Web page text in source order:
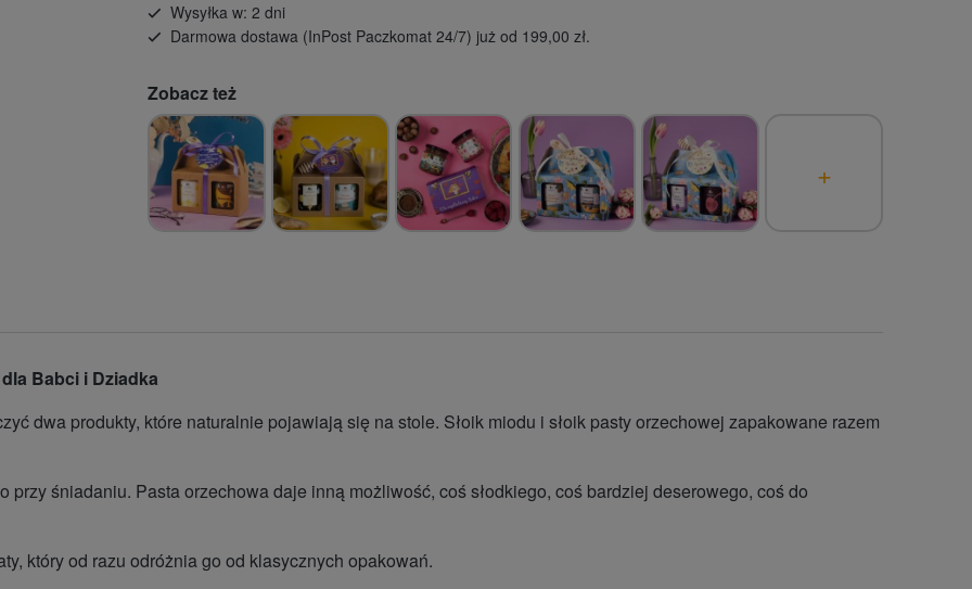
Wysyłka w: 2 dni
Darmowa dostawa (InPost Paczkomat 24/7) już od 199,00 zł.
Zobacz też
+
Babci i Dziadka
dwa produkty, które naturalnie pojawiają się na stole. Słoik miodu i słoik pasty orzechowej zapakowane razem
śniadaniu. Pasta orzechowa daje inną możliwość, coś słodkiego, coś bardziej deserowego, coś do
który od razu odróżnia go od klasycznych opakowań.